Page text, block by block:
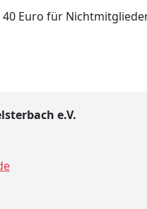
Euro für
e.V.